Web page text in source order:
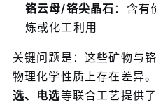
铬云母/铬尖晶石 ：含有
炼或化工利用
关键问题是：这些矿物与
物理化学性质上存在差异
选、电选等联合工艺提供